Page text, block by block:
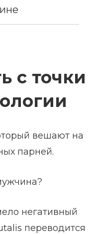
с точки
вешают на
парней.
негативный
переводится